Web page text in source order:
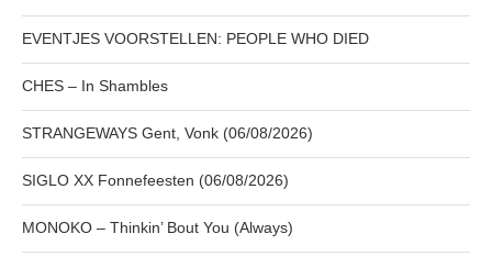
EVENTJES VOORSTELLEN: PEOPLE WHO DIED
CHES – In Shambles
STRANGEWAYS Gent, Vonk (06/08/2026)
SIGLO XX Fonnefeesten (06/08/2026)
MONOKO – Thinkin’ Bout You (Always)